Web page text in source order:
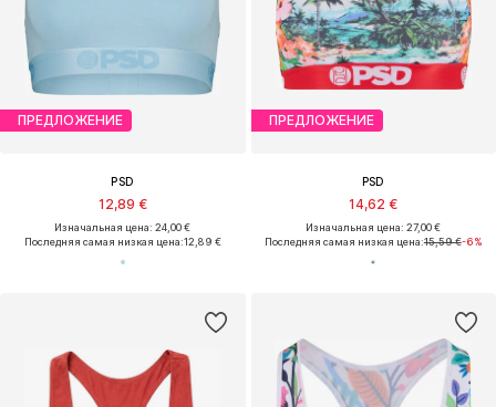
ПРЕДЛОЖЕНИЕ
PSD
12,89 €
Изначальная цена: 24,00 €
Последняя самая низкая цена:12,89 €
ПРЕДЛОЖЕНИЕ
PSD
14,62 €
Изначальная цена: 27,00 €
Последняя самая низкая цена:15,59 €-6%